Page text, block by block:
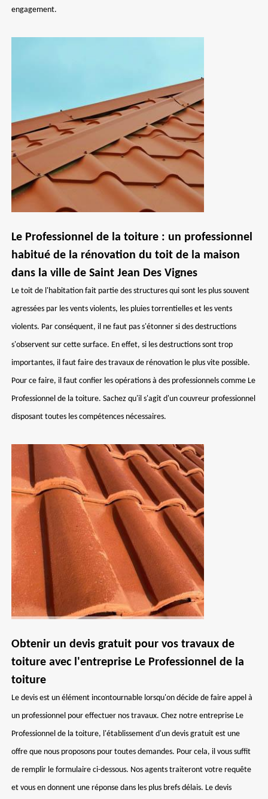
engagement.
Le Professionnel de la toiture : un professionnel
habitué de la rénovation du toit de la maison
dans la ville de Saint Jean Des Vignes
Le toit de l'habitation fait partie des structures qui sont les plus souvent
agressées par les vents violents, les pluies torrentielles et les vents
violents. Par conséquent, il ne faut pas s'étonner si des destructions
s'observent sur cette surface. En effet, si les destructions sont trop
importantes, il faut faire des travaux de rénovation le plus vite possible.
Pour ce faire, il faut confier les opérations à des professionnels comme Le
Professionnel de la toiture. Sachez qu'il s'agit d'un couvreur professionnel
disposant toutes les compétences nécessaires.
Obtenir un devis gratuit pour vos travaux de
toiture avec l'entreprise Le Professionnel de la
toiture
Le devis est un élément incontournable lorsqu'on décide de faire appel à
un professionnel pour effectuer nos travaux. Chez notre entreprise Le
Professionnel de la toiture, l'établissement d'un devis gratuit est une
offre que nous proposons pour toutes demandes. Pour cela, il vous suffit
de remplir le formulaire ci-dessous. Nos agents traiteront votre requête
et vous en donnent une réponse dans les plus brefs délais. Le devis